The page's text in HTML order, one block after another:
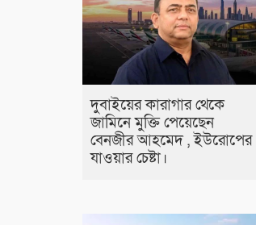
দুবাইয়ের কারাগার থেকে
জামিনে মুক্তি পেয়েছেন
বেনজীর আহমেদ , ইউরোপের
যাওয়ার চেষ্টা।